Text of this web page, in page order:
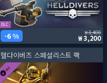
DLC
6 % 3,400
3,200
헬다이버즈 스페셜리스트 팩